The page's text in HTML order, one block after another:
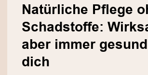
Natürliche Pflege
Schadstoffe:
aber immer
dich